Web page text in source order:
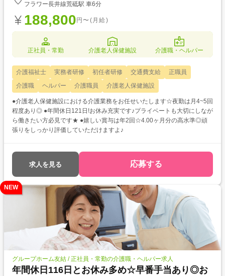
フラワー長井線荒砥駅 車6分
188,800 円〜(月給)
正社員・常勤 介護老人保健施設 介護職・ヘルパー
介護福祉士 実務者研修 初任者研修 交通費支給
正職員
介護職
ヘルパー 介護職員 介護老人保健施設
●介護老人保健施設における介護業務をお任せいたします☆夜勤は月4~5回
程度あり◎ ●年間休日121日!お休み充実です♪プライベートも大切にしなが
ら働きたい方必見です★ ●嬉しい賞与は年2回☆4.00ヶ月分の高水準◎頑
張りをしっかり評価していただけますよ♪
求人を見る 応募する
NEW
グループホーム友結 / 正社員・常勤の介護職・ヘルパー求人
年間休日116日とお休み多め☆早番手当あり◎お